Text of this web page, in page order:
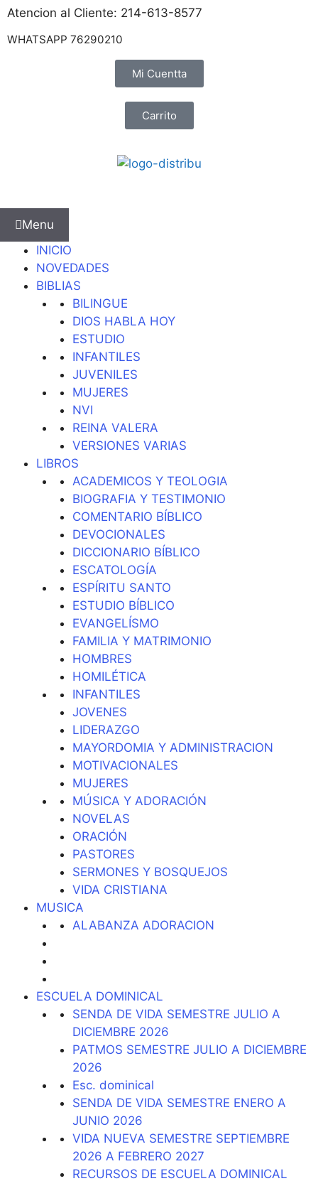
Atencion al Cliente: 214-613-8577
WHATSAPP 76290210
Mi Cuentta
Carrito
Menu
INICIO
NOVEDADES
BIBLIAS
BILINGUE
DIOS HABLA HOY
ESTUDIO
INFANTILES
JUVENILES
MUJERES
NVI
REINA VALERA
VERSIONES VARIAS
LIBROS
ACADEMICOS Y TEOLOGIA
BIOGRAFIA Y TESTIMONIO
COMENTARIO BÍBLICO
DEVOCIONALES
DICCIONARIO BÍBLICO
ESCATOLOGÍA
ESPÍRITU SANTO
ESTUDIO BÍBLICO
EVANGELÍSMO
FAMILIA Y MATRIMONIO
HOMBRES
HOMILÉTICA
INFANTILES
JOVENES
LIDERAZGO
MAYORDOMIA Y ADMINISTRACION
MOTIVACIONALES
MUJERES
MÚSICA Y ADORACIÓN
NOVELAS
ORACIÓN
PASTORES
SERMONES Y BOSQUEJOS
VIDA CRISTIANA
MUSICA
ALABANZA ADORACION
ESCUELA DOMINICAL
SENDA DE VIDA SEMESTRE JULIO A
DICIEMBRE 2026
PATMOS SEMESTRE JULIO A DICIEMBRE
2026
Esc. dominical
SENDA DE VIDA SEMESTRE ENERO A
JUNIO 2026
VIDA NUEVA SEMESTRE SEPTIEMBRE
2026 A FEBRERO 2027
RECURSOS DE ESCUELA DOMINICAL